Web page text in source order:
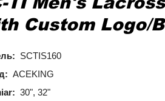
Custom Logo/
SCTIS160
ACEKING
30", 32"